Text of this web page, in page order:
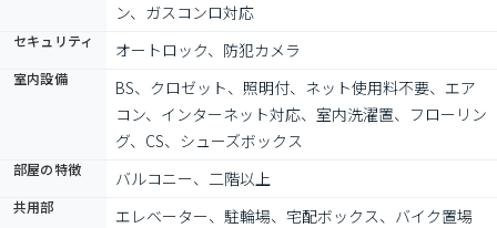
ン、ガスコンロ対応
セキュリティ オートロック、防犯カメラ
室内設備
BS、クロゼット、照明付、ネット使用料不要、エア
コン、インターネット対応、室内洗濯置、フローリン
グ、CS、シューズボックス
部屋の特徴 バルコニー、二階以上
共用部 エレベーター、駐輪場、宅配ボックス、バイク置場